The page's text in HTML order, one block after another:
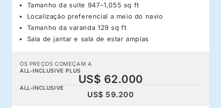
Tamanho da suíte 947–1,055 sq ft
Localização preferencial a meio do navio
Tamanho da varanda 129 sq ft
Sala de jantar e sala de estar amplas
OS PREÇOS COMEÇAM A
ALL-INCLUSIVE PLUS
US$ 62.000
ALL-INCLUSIVE
US$ 59.200